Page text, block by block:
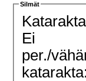
Silmät
Ei
per./
katarakta: